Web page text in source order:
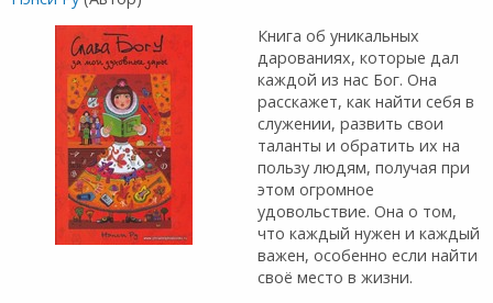
Книга об уникальных
дарованиях, которые дал
каждой из нас Бог. Она
расскажет, как найти себя в
служении, развить свои
таланты и обратить их на
пользу людям, получая при
этом огромное
удовольствие. Она о том,
что каждый нужен и каждый
важен, особенно если найти
своё место в жизни.